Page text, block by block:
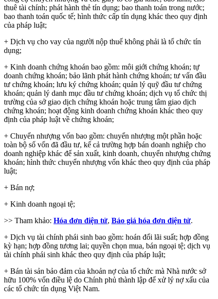
thuê tài chính; phát hành thẻ tín dụng; bao thanh toán trong nước;
bao thanh toán quốc tế; hình thức cấp tín dụng khác theo quy định
của pháp luật;
+ Dịch vụ cho vay của người nộp thuế không phải là tổ chức tín
dụng;
+ Kinh doanh chứng khoán bao gồm: môi giới chứng khoán; tự
doanh chứng khoán; bảo lãnh phát hành chứng khoán; tư vấn đầu
tư chứng khoán; lưu ký chứng khoán; quản lý quỹ đầu tư chứng
khoán; quản lý danh mục đầu tư chứng khoán; dịch vụ tổ chức thị
trường của sở giao dịch chứng khoán hoặc trung tâm giao dịch
chứng khoán; hoạt động kinh doanh chứng khoán khác theo quy
định của pháp luật về chứng khoán;
+ Chuyển nhượng vốn bao gồm: chuyển nhượng một phần hoặc
toàn bộ số vốn đã đầu tư, kể cả trường hợp bán doanh nghiệp cho
doanh nghiệp khác để sản xuất, kinh doanh, chuyển nhượng chứng
khoán; hình thức chuyển nhượng vốn khác theo quy định của pháp
luật;
+ Bán nợ;
+ Kinh doanh ngoại tệ;
>> Tham khảo: Hóa đơn điện tử, Báo giá hóa đơn điện tử.
+ Dịch vụ tài chính phái sinh bao gồm: hoán đổi lãi suất; hợp đồng
kỳ hạn; hợp đồng tương lai; quyền chọn mua, bán ngoại tệ; dịch vụ
tài chính phái sinh khác theo quy định của pháp luật;
+ Bán tài sản bảo đảm của khoản nợ của tổ chức mà Nhà nước sở
hữu 100% vốn điều lệ do Chính phủ thành lập để xử lý nợ xấu của
các tổ chức tín dụng Việt Nam.